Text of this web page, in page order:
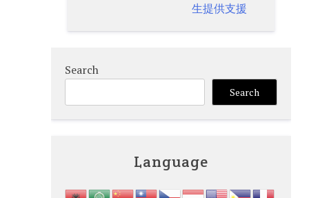
生提供支援
Search
Search
Language